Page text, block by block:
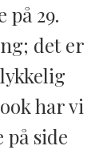
29.
det er
har vi
på side